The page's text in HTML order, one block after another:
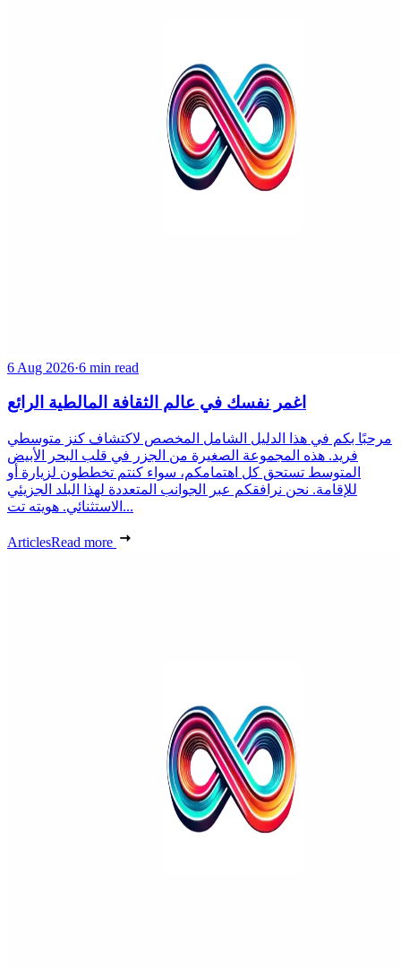
6 Aug 2026·6 min read
اغمر نفسك في عالم الثقافة المالطية الرائع
مرحبًا بكم في هذا الدليل الشامل المخصص لاكتشاف كنز متوسطي
فريد. هذه المجموعة الصغيرة من الجزر في قلب البحر الأبيض
المتوسط تستحق كل اهتمامكم، سواء كنتم تخططون لزيارة أو
للإقامة. نحن نرافقكم عبر الجوانب المتعددة لهذا البلد الجزيئي
الاستثنائي. هويته تت...
ArticlesRead more